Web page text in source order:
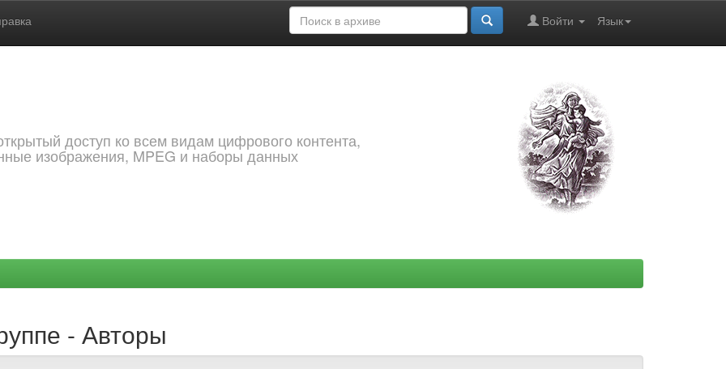
Язык
Войти
доступ ко всем видам цифрового контента,
изображения, MPEG и наборы данных
- Авторы